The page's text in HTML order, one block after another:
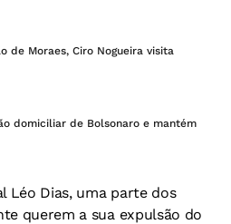
de Moraes, Ciro Nogueira visita
domiciliar de Bolsonaro e mantém
Léo Dias, uma parte dos
querem a sua expulsão do